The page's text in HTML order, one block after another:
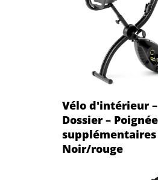
Vélo d'intérieur
Dossier –
supplémentaires
Noir/rouge